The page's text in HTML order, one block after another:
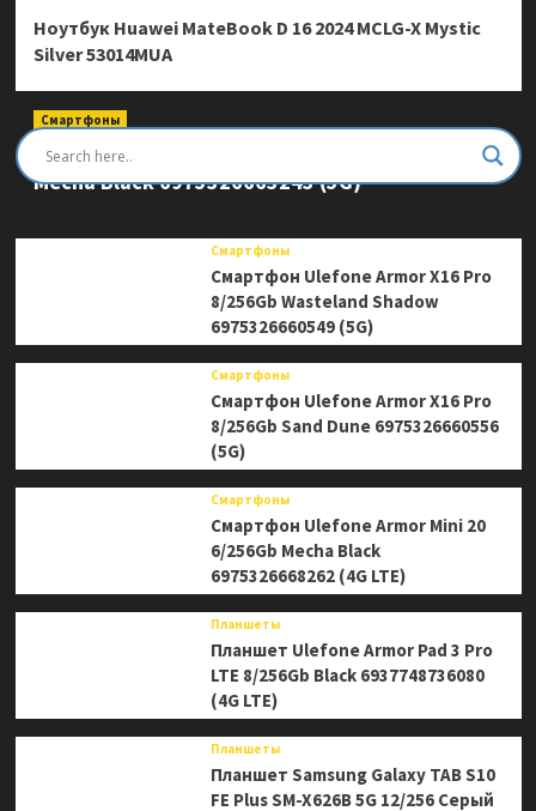
Ноутбук Huawei MateBook D 16 2024 MCLG-X Mystic
Silver 53014MUA
Смартфоны
Смартфон Ulefone Armor Mini 20 Pro 8/256Gb
Mecha Black 6975326663243 (5G)
Смартфоны
Смартфон Ulefone Armor X16 Pro
8/256Gb Wasteland Shadow
6975326660549 (5G)
Смартфоны
Смартфон Ulefone Armor X16 Pro
8/256Gb Sand Dune 6975326660556
(5G)
Смартфоны
Смартфон Ulefone Armor Mini 20
6/256Gb Mecha Black
6975326668262 (4G LTE)
Планшеты
Планшет Ulefone Armor Pad 3 Pro
LTE 8/256Gb Black 6937748736080
(4G LTE)
Планшеты
Планшет Samsung Galaxy TAB S10
FE Plus SM-X626B 5G 12/256 Серый